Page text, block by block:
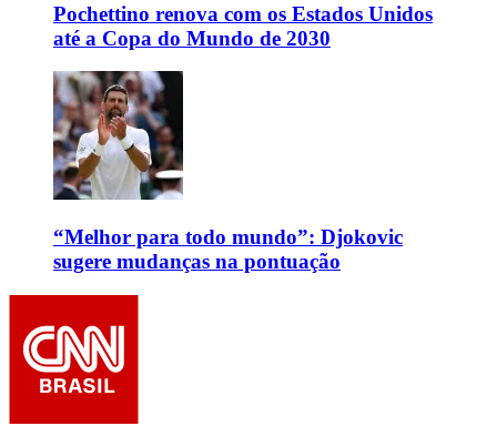
Pochettino renova com os Estados Unidos
até a Copa do Mundo de 2030
“Melhor para todo mundo”: Djokovic
sugere mudanças na pontuação